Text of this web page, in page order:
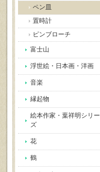
ペン皿
置時計
ピンブローチ
富士山
浮世絵・日本画・洋画
音楽
縁起物
絵本作家・葉祥明シリー
ズ
花
鶴